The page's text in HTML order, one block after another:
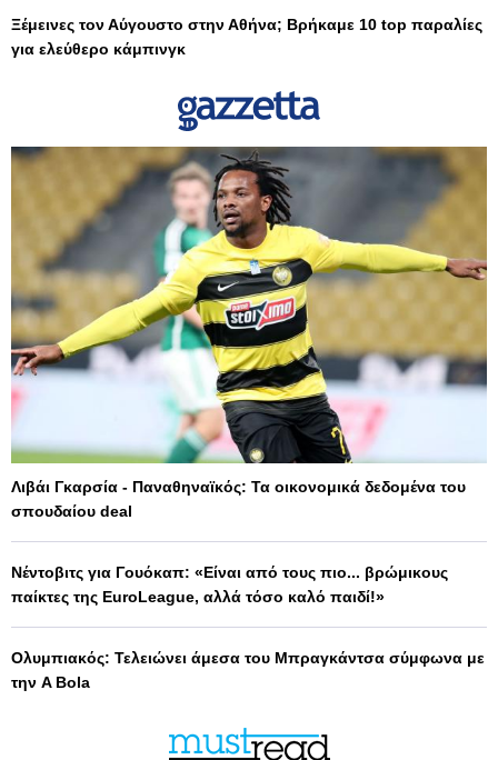
Ξέμεινες τον Αύγουστο στην Αθήνα; Βρήκαμε 10 top παραλίες
για ελεύθερο κάμπινγκ
Λιβάι Γκαρσία - Παναθηναϊκός: Τα οικονομικά δεδομένα του
σπουδαίου deal
Νέντοβιτς για Γουόκαπ: «Είναι από τους πιο... βρώμικους
παίκτες της EuroLeague, αλλά τόσο καλό παιδί!»
Ολυμπιακός: Τελειώνει άμεσα του Μπραγκάντσα σύμφωνα με
την A Bola